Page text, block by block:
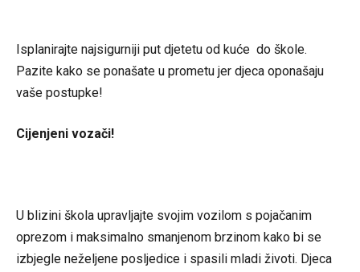
Isplanirajte najsigurniji put djetetu od kuće do škole.
Pazite kako se ponašate u prometu jer djeca oponašaju
vaše postupke!
Cijenjeni vozači!
U blizini škola upravljajte svojim vozilom s pojačanim
oprezom i maksimalno smanjenom brzinom kako bi se
izbjegle neželjene posljedice i spasili mladi životi. Djeca